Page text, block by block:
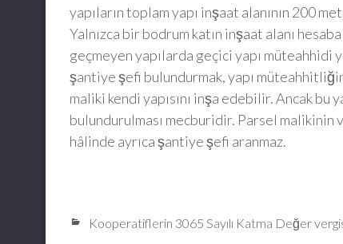
yapıların toplam yapı inşaat alanının 200
Yalnızca bir bodrum katın inşaat alanı
geçmeyen yapılarda geçici yapı müteahhidi
şantiye şefi bulundurmak, yapı
maliki kendi yapısını inşa edebilir. Ancak bu
bulundurulması mecburidir. Parsel malikinin
hâlinde ayrıca şantiye şefi aranmaz.
Kooperatiflerin 3065 Sayılı Katma Değer